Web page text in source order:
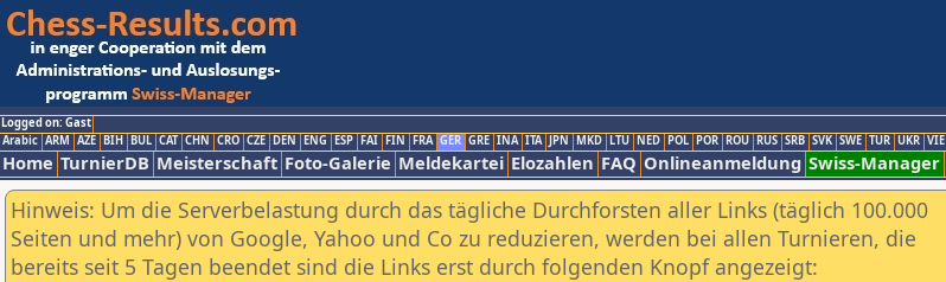
Logged on: Gast
Arabic ARM AZE BIH BUL CAT CHN CRO CZE DEN ENG ESP FAI FIN FRA GER GRE INA ITA JPN MKD LTU NED POL POR ROU RUS SRB SVK SWE TUR UKR VIE
Home TurnierDB Meisterschaft Foto-Galerie Meldekartei Elozahlen FAQ Onlineanmeldung Swiss-Manager
Hinweis: Um die Serverbelastung durch das tägliche Durchforsten aller Links (täglich 100.000
Seiten und mehr) von Google, Yahoo und Co zu reduzieren, werden bei allen Turnieren, die
bereits seit 5 Tagen beendet sind die Links erst durch folgenden Knopf angezeigt: